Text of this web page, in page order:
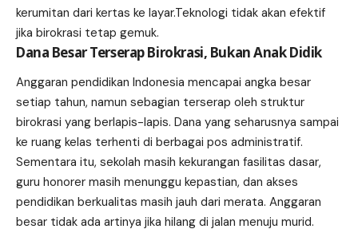
kerumitan dari kertas ke layar.Teknologi tidak akan efektif
jika birokrasi tetap gemuk.
Dana Besar Terserap Birokrasi, Bukan Anak Didik
Anggaran pendidikan Indonesia mencapai angka besar
setiap tahun, namun sebagian terserap oleh struktur
birokrasi yang berlapis-lapis. Dana yang seharusnya sampai
ke ruang kelas terhenti di berbagai pos administratif.
Sementara itu, sekolah masih kekurangan fasilitas dasar,
guru honorer masih menunggu kepastian, dan akses
pendidikan berkualitas masih jauh dari merata. Anggaran
besar tidak ada artinya jika hilang di jalan menuju murid.